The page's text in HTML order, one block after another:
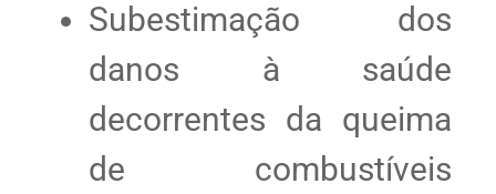
Subestimação dos
danos à saúde
decorrentes da queima
de combustíveis